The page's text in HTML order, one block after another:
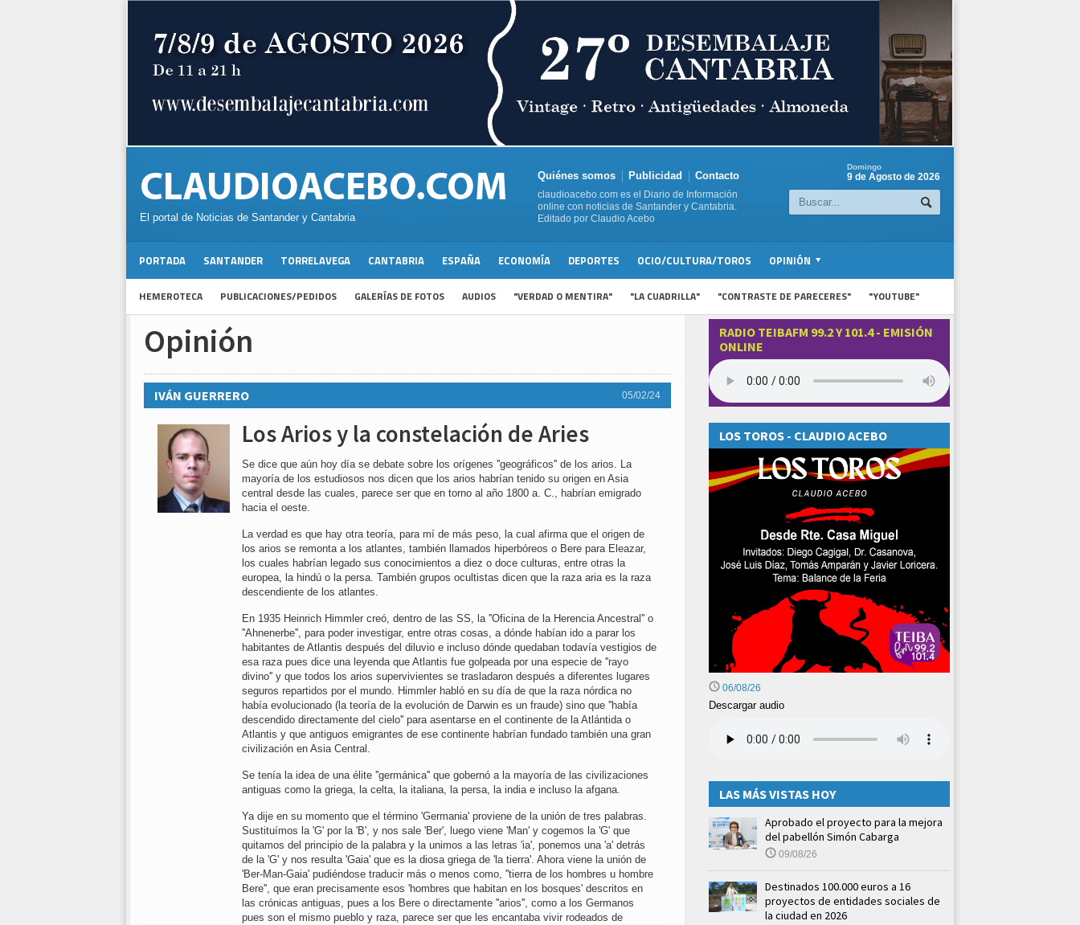
El portal de Noticias de Santander y Cantabria
Quiénes somos Publicidad Contacto
claudioacebo.com es el Diario de Información
online con noticias de Santander y Cantabria.
Editado por Claudio Acebo
Domingo
9 de Agosto de 2026
PORTADA SANTANDER TORRELAVEGA CANTABRIA ESPAÑA ECONOMÍA DEPORTES OCIO/CULTURA/TOROS OPINIÓN
HEMEROTECA PUBLICACIONES/PEDIDOS GALERÍAS DE FOTOS AUDIOS "VERDAD O MENTIRA" "LA CUADRILLA" "CONTRASTE DE PARECERES" "YOUTUBE"
Opinión
05/02/24
IVÁN GUERRERO
Los Arios y la constelación de Aries
Se dice que aún hoy día se debate sobre los orígenes ''geográficos'' de los arios. La
mayoría de los estudiosos nos dicen que los arios habrían tenido su origen en Asia
central desde las cuales, parece ser que en torno al año 1800 a. C., habrían emigrado
hacia el oeste.
La verdad es que hay otra teoría, para mí de más peso, la cual afirma que el origen de
los arios se remonta a los atlantes, también llamados hiperbóreos o Bere para Eleazar,
los cuales habrían legado sus conocimientos a diez o doce culturas, entre otras la
europea, la hindú o la persa. También grupos ocultistas dicen que la raza aria es la raza
descendiente de los atlantes.
En 1935 Heinrich Himmler creó, dentro de las SS, la ''Oficina de la Herencia Ancestral'' o
''Ahnenerbe'', para poder investigar, entre otras cosas, a dónde habían ido a parar los
habitantes de Atlantis después del diluvio e incluso dónde quedaban todavía vestigios de
esa raza pues dice una leyenda que Atlantis fue golpeada por una especie de ''rayo
divino'' y que todos los arios supervivientes se trasladaron después a diferentes lugares
seguros repartidos por el mundo. Himmler habló en su día de que la raza nórdica no
había evolucionado (la teoría de la evolución de Darwin es un fraude) sino que ''había
descendido directamente del cielo'' para asentarse en el continente de la Atlántida o
Atlantis y que antiguos emigrantes de ese continente habrían fundado también una gran
civilización en Asia Central.
Se tenía la idea de una élite ''germánica'' que gobernó a la mayoría de las civilizaciones
antiguas como la griega, la celta, la italiana, la persa, la india e incluso la afgana.
Ya dije en su momento que el término 'Germania' proviene de la unión de tres palabras.
Sustituímos la 'G' por la 'B', y nos sale 'Ber', luego viene 'Man' y cogemos la 'G' que
quitamos del principio de la palabra y la unimos a las letras 'ia', ponemos una 'a' detrás
de la 'G' y nos resulta 'Gaia' que es la diosa griega de 'la tierra'. Ahora viene la unión de
'Ber-Man-Gaia' pudiéndose traducir más o menos como, ''tierra de los hombres u hombre
Bere'', que eran precisamente esos 'hombres que habitan en los bosques' descritos en
las crónicas antiguas, pues a los Bere o directamente ''arios'', como a los Germanos
pues son el mismo pueblo y raza, parece ser que les encantaba vivir rodeados de
RADIO TEIBAFM 99.2 Y 101.4 - EMISIÓN
ONLINE
LOS TOROS - CLAUDIO ACEBO
06/08/26
Descargar audio
LAS MÁS VISTAS HOY
Aprobado el proyecto para la mejora
del pabellón Simón Cabarga
09/08/26
Destinados 100.000 euros a 16
proyectos de entidades sociales de
la ciudad en 2026